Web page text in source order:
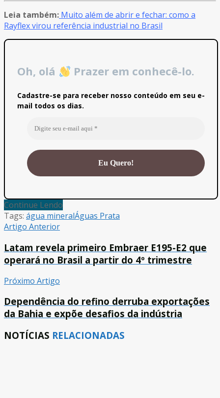
Leia também: Muito além de abrir e fechar: como a
Rayflex virou referência industrial no Brasil
Oh, olá Prazer em conhecê-lo.
Cadastre-se para receber nosso conteúdo em seu e-
mail todos os dias.
Continue Lendo
Tags: água mineralÁguas Prata
Artigo Anterior
Latam revela primeiro Embraer E195-E2 que
operará no Brasil a partir do 4º trimestre
Próximo Artigo
Dependência do refino derruba exportações
da Bahia e expõe desafios da indústria
NOTÍCIAS RELACIONADAS